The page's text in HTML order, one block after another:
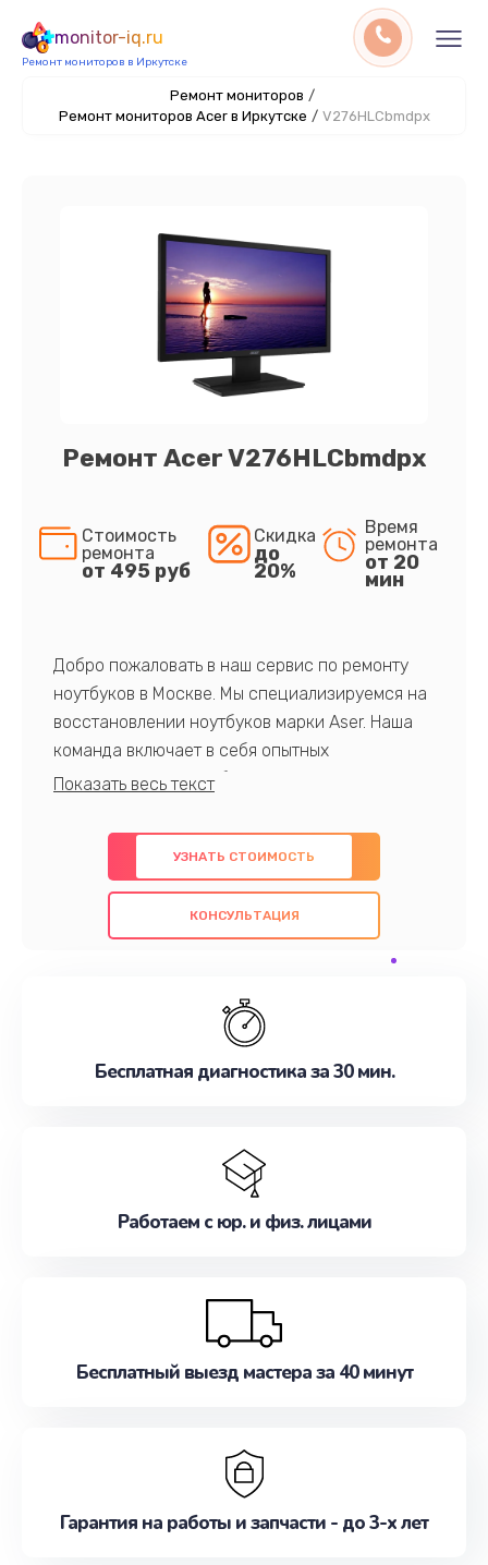
monitor-iq.ru
Ремонт мониторов в Иркутске
Ремонт мониторов /
Ремонт мониторов Acer в Иркутске / V276HLCbmdpx
Ремонт Acer V276HLCbmdpx
Стоимость
ремонта
от 495 руб
Скидка
до
20%
Время
ремонта
от 20
мин
Добро пожаловать в наш сервис по ремонту
ноутбуков в Москве. Мы специализируемся на
восстановлении ноутбуков марки Aser. Наша
команда включает в себя опытных
профессионалов с обширными знаниями и
предлагаем быстрый и качественный ремонт с
использованием оригинальных компонентов, а
также гарантируем качество всех
проведенных работ. Наша цель - предоставить
наилучшим образом. Не медлите записаться на
УЗНАТЬ СТОИМОСТЬ
КОНСУЛЬТАЦИЯ
Бесплатная диагностика за 30 мин.
Работаем с юр. и физ. лицами
Бесплатный выезд мастера за 40 минут
Гарантия на работы и запчасти - до 3-х лет